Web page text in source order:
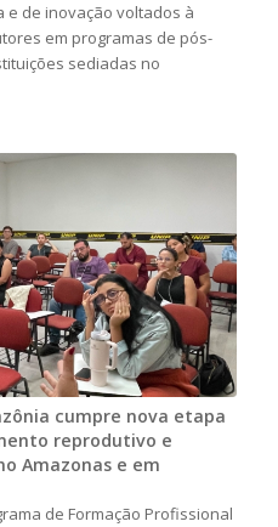
e de inovação voltados à
em programas de pós-
sediadas no
cumpre nova etapa
reprodutivo e
Amazonas e em
de Formação Profissional